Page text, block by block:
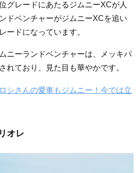
グレードにあたるジムニーXCが人
ドベンチャーがジムニーXCを追い
ードになっています。
ニーランドベンチャーは、メッキパ
れており、見た目も華やかです。
シさんの愛車もジムニー！今では立
オレ